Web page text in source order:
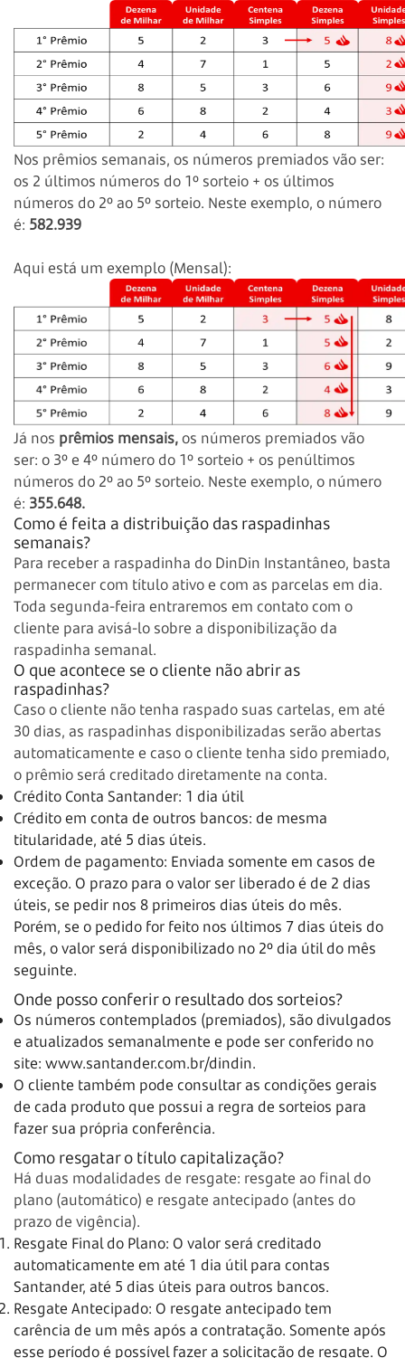
Nos prêmios semanais, os números premiados vão ser:
os 2 últimos números do 1º sorteio + os últimos
números do 2º ao 5º sorteio. Neste exemplo, o número
é: 582.939
Aqui está um exemplo (Mensal):
Já nos prêmios mensais,os números premiados vão
ser: o 3º e 4º número do 1º sorteio + os penúltimos
números do 2º ao 5º sorteio. Neste exemplo, o número
é: 355.648.
Como é feita a distribuição das raspadinhas
semanais?
Para receber a raspadinha do DinDin Instantâneo, basta
permanecer com título ativo e com as parcelas em dia.
Toda segunda-feira entraremos em contato com o
cliente para avisá-lo sobre a disponibilização da
raspadinha semanal.
O que acontece se o cliente não abrir as
raspadinhas?
Caso o cliente não tenha raspado suas cartelas, em até
30 dias, as raspadinhas disponibilizadas serão abertas
automaticamente e caso o cliente tenha sido premiado,
o prêmio será creditado diretamente na conta.
Crédito Conta Santander: 1 dia útil
Crédito em conta de outros bancos: de mesma
titularidade, até 5 dias úteis.
Ordem de pagamento: Enviada somente em casos de
exceção. O prazo para o valor ser liberado é de 2 dias
úteis, se pedir nos 8 primeiros dias úteis do mês.
Porém, se o pedido for feito nos últimos 7 dias úteis do
mês, o valor será disponibilizado no 2º dia útil do mês
seguinte.
Onde posso conferir o resultado dos sorteios?
Os números contemplados (premiados), são divulgados
e atualizados semanalmente e pode ser conferido no
site: www.santander.com.br/dindin.
O cliente também pode consultar as condições gerais
de cada produto que possui a regra de sorteios para
fazer sua própria conferência.
Como resgatar o título capitalização?
Há duas modalidades de resgate: resgate ao final do
plano (automático) e resgate antecipado (antes do
prazo de vigência).
Resgate Final do Plano: O valor será creditado
automaticamente em até 1 dia útil para contas
Santander, até 5 dias úteis para outros bancos.
Resgate Antecipado: O resgate antecipado tem
carência de um mês após a contratação. Somente após
esse período é possível fazer a solicitação de resgate. O